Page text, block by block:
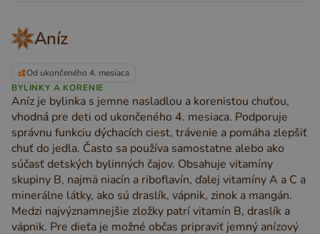
Aníz
Od ukončeného 4. mesiaca
BYLINKY A KORENIE
Aníz je bylinka s jemne nasladlou a korenistou chuťou,
vhodná pre deti od ukončeného 4. mesiaca. Podporuje
správnu funkciu dýchacích ciest, trávenie a pomáha zlepšiť
chuť do jedla. Často sa používa samostatne alebo ako
súčasť detských bylinných čajov. Obsahuje vitamíny
skupiny B, najmä niacín a riboflavín, ďalej vitamíny A a C a
minerálne látky, ako sú draslík, vápnik, zinok a mangán.
Medzi najvýznamnejšie zložky patrí vitamín B, draslík a
vápnik. Pre dieťa je možné občas pripraviť jemný anízový